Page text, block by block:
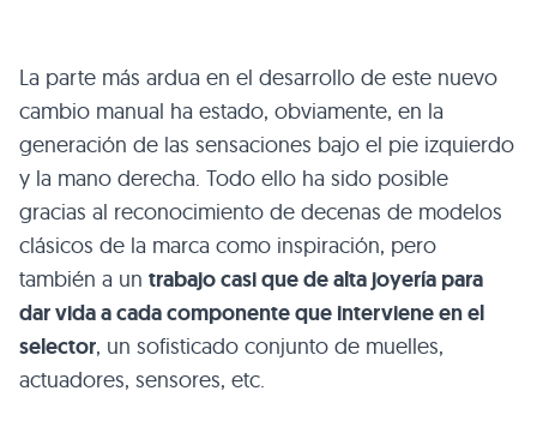
La parte más ardua en el desarrollo de este nuevo
cambio manual ha estado, obviamente, en la
generación de las sensaciones bajo el pie izquierdo
y la mano derecha. Todo ello ha sido posible
gracias al reconocimiento de decenas de modelos
clásicos de la marca como inspiración, pero
también a un trabajo casi que de alta joyería para
dar vida a cada componente que interviene en el
selector, un sofisticado conjunto de muelles,
actuadores, sensores, etc.